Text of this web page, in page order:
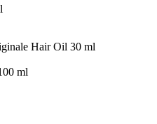
Hair Oil 30 ml
ml